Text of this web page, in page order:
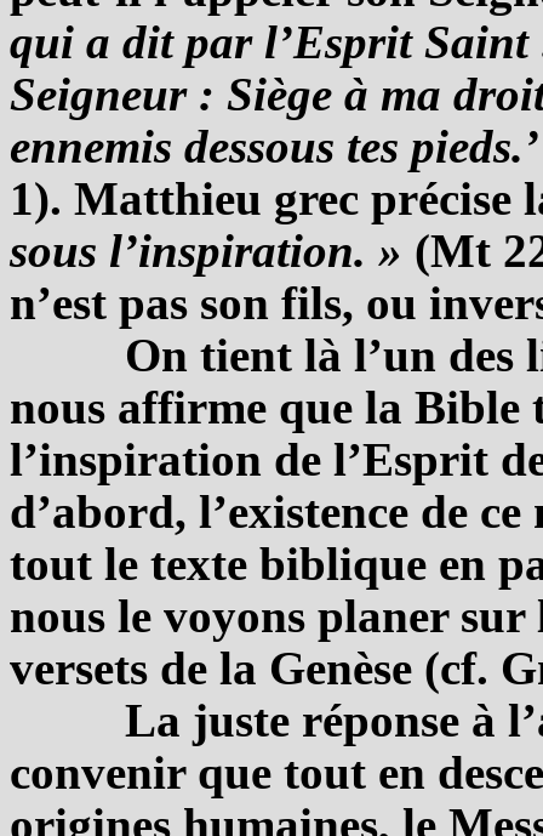
qui a dit par l’Esprit Saint
Seigneur : Siège à ma
ennemis dessous tes
1). Matthieu grec
sous l’inspiration. » (Mt
n’est pas son fils, ou
On tient là l’un des
nous affirme que la Bible
l’inspiration de l’Esprit
d’abord, l’existence de
tout le texte biblique en
nous le voyons planer sur
versets de la Genèse (cf.
La juste réponse à
convenir que tout en
origines humaines, le